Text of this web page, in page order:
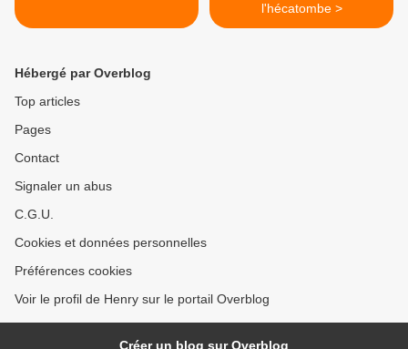
l'hécatombe >
Hébergé par Overblog
Top articles
Pages
Contact
Signaler un abus
C.G.U.
Cookies et données personnelles
Préférences cookies
Voir le profil de Henry sur le portail Overblog
Créer un blog sur Overblog